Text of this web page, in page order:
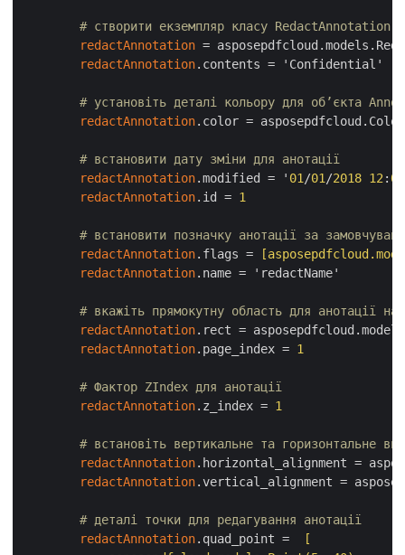
# створити екземпляр класу RedactAnnotation
redactAnnotation =
redactAnnotation.contents = 'Confidential'
# установіть деталі кольору для об’єкта
redactAnnotation.color =
# встановити дату зміни для анотації
redactAnnotation.modified = ' 01 /01 /2018 12 : 00
redactAnnotation.id = 1
# встановити позначку анотації за
redactAnnotation.flags =
redactAnnotation.name = 'redactName'
# вкажіть прямокутну область для анотації
redactAnnotation.rect =
redactAnnotation.page_index = 1
# Фактор ZIndex для анотації
redactAnnotation.z_index = 1
# встановіть вертикальне та горизонтальне
redactAnnotation.horizontal_alignment =
redactAnnotation.vertical_alignment =
# деталі точки для редагування анотації
redactAnnotation.quad_point =
[